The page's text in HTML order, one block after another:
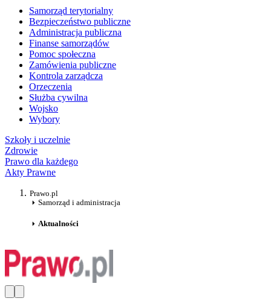
Samorząd terytorialny
Bezpieczeństwo publiczne
Administracja publiczna
Finanse samorządów
Pomoc społeczna
Zamówienia publiczne
Kontrola zarządcza
Orzeczenia
Służba cywilna
Wojsko
Wybory
Szkoły i uczelnie
Zdrowie
Prawo dla każdego
Akty Prawne
Prawo.pl
Samorząd i administracja
Aktualności